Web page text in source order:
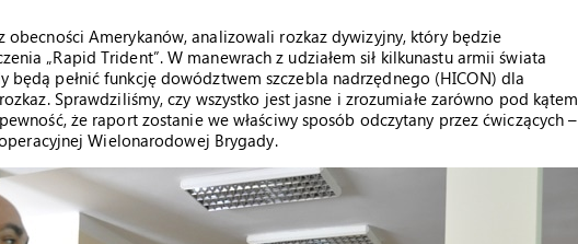
obecności Amerykanów, analizowali rozkaz dywizyjny, który będzie
„Rapid Trident”. W manewrach z udziałem sił kilkunastu armii świata
pełnić funkcję dowództwem szczebla nadrzędnego (HICON) dla
Sprawdziliśmy, czy wszystko jest jasne i zrozumiałe zarówno pod kątem
że raport zostanie we właściwy sposób odczytany przez ćwiczących –
Wielonarodowej Brygady.